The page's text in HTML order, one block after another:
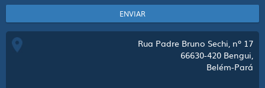
ENVIAR
Rua Padre Bruno Sechi, nº 17
66630-420 Bengui,
Belém-Pará